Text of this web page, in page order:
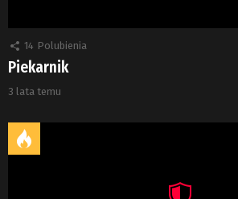
14 Polubienia
Piekarnik
3 lata temu